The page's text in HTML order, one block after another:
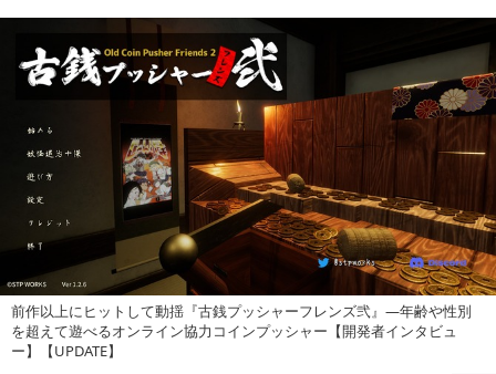
前作以上にヒットして動揺『古銭プッシャーフレンズ弐』―年齢や性別
を超えて遊べるオンライン協力コインプッシャー【開発者インタビュ
ー】【UPDATE】